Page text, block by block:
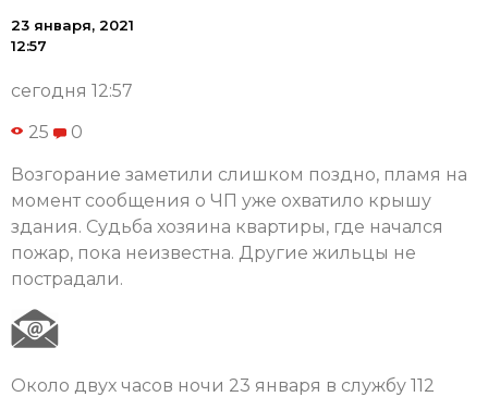
23 января, 2021
12:57
сегодня 12:57
25 0
Возгорание заметили слишком поздно, пламя на
момент сообщения о ЧП уже охватило крышу
здания. Судьба хозяина квартиры, где начался
пожар, пока неизвестна. Другие жильцы не
пострадали.
Около двух часов ночи 23 января в службу 112